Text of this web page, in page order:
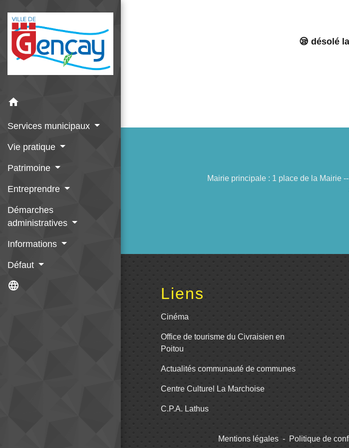
home
Services municipaux
Vie pratique
Patrimoine
Entreprendre
Démarches
administratives
Informations
Défaut
language
😪 désolé
Mairie principale : 1 place de la Mairie
Liens
Cinéma
Office de tourisme du Civraisien en
Poitou
Actualités communauté de communes
Centre Culturel La Marchoise
C.P.A. Lathus
Mentions légales - Politique de